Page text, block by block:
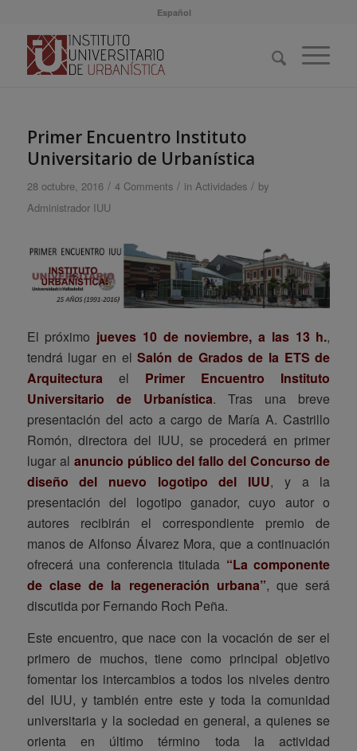
Español
Primer Encuentro Instituto
Universitario de Urbanística
28 octubre, 2016 / 4 Comments / in Actividades / by
Administrador IUU
El próximo jueves 10 de noviembre, a las 13 h.,
tendrá lugar en elSalón de Grados de la ETS de
Arquitectura el Primer Encuentro Instituto
Universitario de Urbanística. Tras una breve
presentación del acto a cargo de María A. Castrillo
Romón, directora del IUU, se procederá en primer
lugar al anuncio público del fallo del Concurso de
diseño del nuevo logotipo del IUU, y a la
presentación del logotipo ganador, cuyo autor o
autores recibirán el correspondiente premio de
manos de Alfonso Álvarez Mora, que a continuación
ofrecerá una conferencia titulada “La componente
de clase de la regeneración urbana”, que será
discutida por Fernando Roch Peña.
Este encuentro, que nace con la vocación de ser el
primero de muchos, tiene como principal objetivo
fomentar los intercambios a todos los niveles dentro
del IUU, y también entre este y toda la comunidad
universitaria y la sociedad en general, a quienes se
orienta en último término toda la actividad